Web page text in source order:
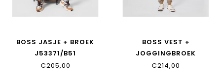
BOSS JASJE + BROEK
J53371/B51
€205,00
BOSS VEST +
JOGGINGBROEK
J53370/046
€214,00